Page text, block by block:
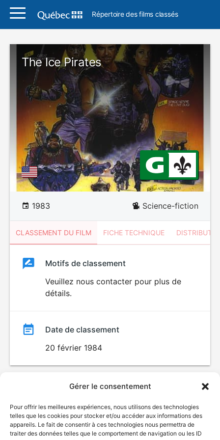
Gérer le consentement
Pour offrir les meilleures expériences, nous utilisons des technologies
telles que les cookies pour stocker et/ou accéder aux informations des
appareils. Le fait de consentir à ces technologies nous permettra de
traiter des données telles que le comportement de navigation ou les ID
Répertoire des films classés
The Ice Pirates
1983 Science-fiction
CLASSEMENT DU FILM FICHE TECHNIQUE
ClassementClassement
Motifs de classement
Veuillez nous contacter pour plus de
détails.
Date de classement
20 février 1984